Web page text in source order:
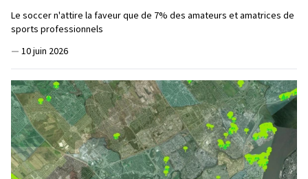
Le soccer n'attire la faveur que de 7% des amateurs et amatrices de
sports professionnels
— 10 juin 2026